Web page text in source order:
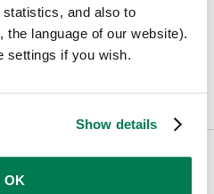
and also to
language of our website).
settings if you wish.
Show details
OK
clic en un enlace